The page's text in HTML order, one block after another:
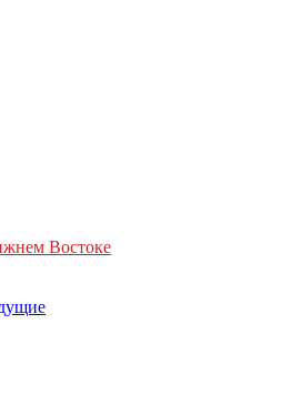
Востоке